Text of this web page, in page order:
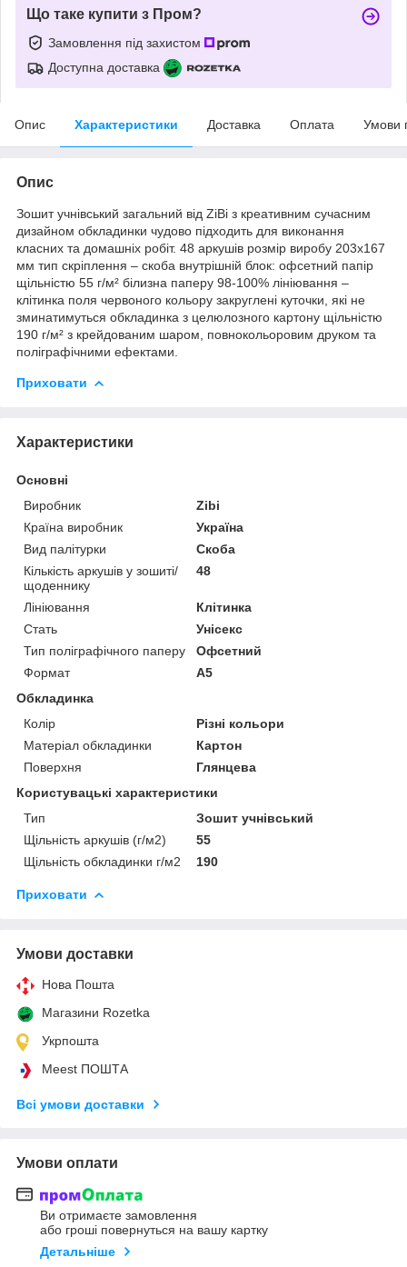
Що таке купити з Пром?
Замовлення під захистом
Доступна доставка
Опис Характеристики Доставка Оплата Умови
Опис
Зошит учнівський загальний від ZiBi з креативним сучасним
дизайном обкладинки чудово підходить для виконання
класних та домашніх робіт. 48 аркушів розмір виробу 203х167
мм тип скріплення – скоба внутрішній блок: офсетний папір
щільністю 55 г/м² білизна паперу 98-100% лініювання –
клітинка поля червоного кольору закруглені куточки, які не
зминатимуться обкладинка з целюлозного картону щільністю
190 г/м² з крейдованим шаром, повнокольоровим друком та
поліграфічними ефектами.
Приховати
Характеристики
Основні
Виробник
Zibi
Країна виробник
Україна
Вид палітурки
Скоба
Кількість аркушів у зошиті/
щоденнику
48
Лініювання
Клітинка
Стать
Унісекс
Тип поліграфічного паперу
Офсетний
Формат
A5
Обкладинка
Колір
Різні кольори
Матеріал обкладинки
Картон
Поверхня
Глянцева
Користувацькі характеристики
Тип
Зошит учнівський
Щільність аркушів (г/м2)
55
Щільність обкладинки г/м2
190
Приховати
Умови доставки
Нова Пошта
Магазини Rozetka
Укрпошта
Meest ПОШТА
Всі умови доставки
Умови оплати
Ви отримаєте замовлення
або гроші повернуться на вашу картку
Детальніше